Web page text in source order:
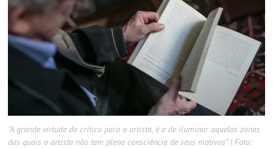
“A grande virtude do crítico para o artista, é a de iluminar aquelas zonas
das quais o artista não tem plena consciência de seus motivos” | Foto: